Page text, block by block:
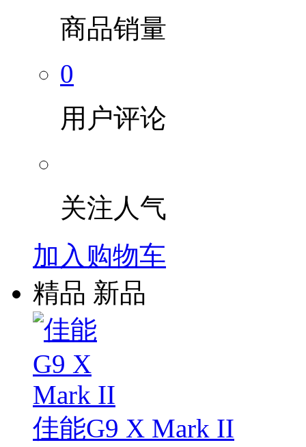
商品销量
0
用户评论
关注人气
加入购物车
精品 新品
佳能G9 X Mark II